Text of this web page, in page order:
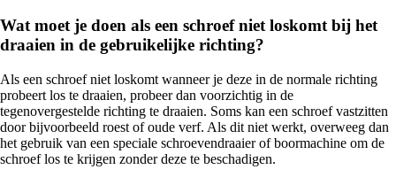
Wat moet je doen als een schroef niet loskomt bij het
draaien in de gebruikelijke richting?
Als een schroef niet loskomt wanneer je deze in de normale richting
probeert los te draaien, probeer dan voorzichtig in de
tegenovergestelde richting te draaien. Soms kan een schroef vastzitten
door bijvoorbeeld roest of oude verf. Als dit niet werkt, overweeg dan
het gebruik van een speciale schroevendraaier of boormachine om de
schroef los te krijgen zonder deze te beschadigen.